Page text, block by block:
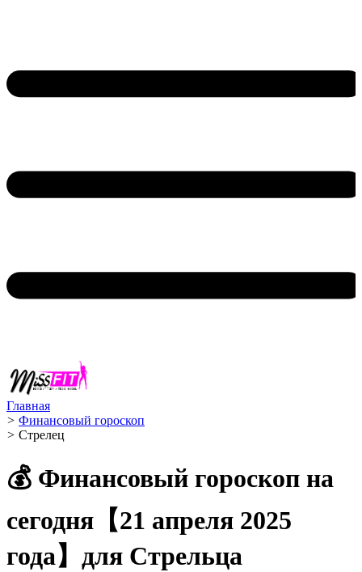
Главная
> Финансовый гороскоп
> Стрелец ️
💰 Финансовый гороскоп на
сегодня【21 апреля 2025
года】для Стрельца